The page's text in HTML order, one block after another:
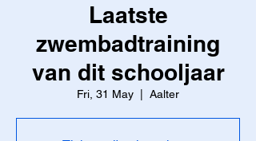
Laatste
zwembadtraining
van dit schooljaar
Fri, 31 May Aalter